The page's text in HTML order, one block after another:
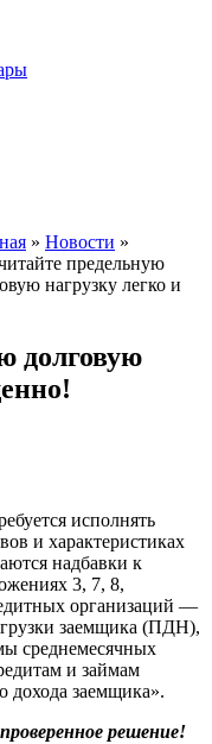
» Новости »
предельную
нагрузку легко и
долговую
исполнять
и характеристиках
надбавки к
3, 7, 8,
организаций —
заемщика (ПДН),
среднемесячных
и займам
дохода заемщика».
решение!